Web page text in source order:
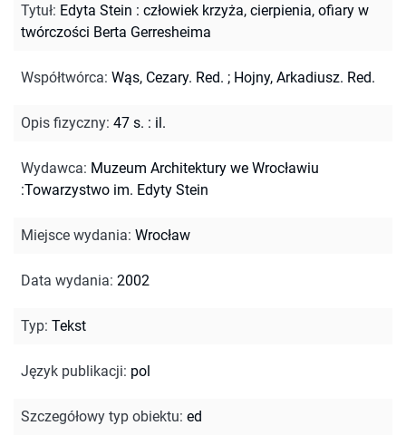
Tytuł: Edyta Stein : człowiek krzyża, cierpienia, ofiary w
twórczości Berta Gerresheima
Współtwórca: Wąs, Cezary. Red. ; Hojny, Arkadiusz. Red.
Opis fizyczny: 47 s. : il.
Wydawca: Muzeum Architektury we Wrocławiu
:Towarzystwo im. Edyty Stein
Miejsce wydania: Wrocław
Data wydania: 2002
Typ: Tekst
Język publikacji: pol
Szczegółowy typ obiektu: ed